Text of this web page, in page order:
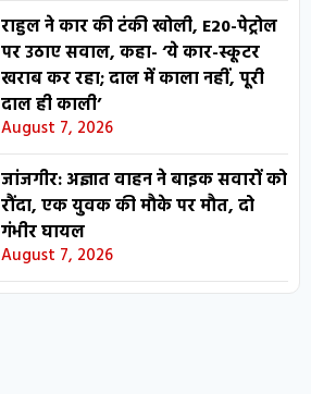
राहुल ने कार की टंकी खोली, E20-पेट्रोल
पर उठाए सवाल, कहा- ‘ये कार-स्कूटर
खराब कर रहा; दाल में काला नहीं, पूरी
दाल ही काली’
August 7, 2026
जांजगीर: अज्ञात वाहन ने बाइक सवारों को
रौंदा, एक युवक की मौके पर मौत, दो
गंभीर घायल
August 7, 2026